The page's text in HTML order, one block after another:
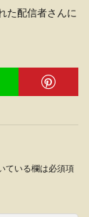
た配信者さんに
ている欄は必須項